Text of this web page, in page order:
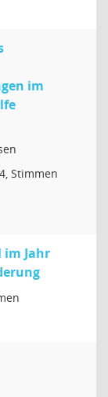
im
Stimmen
Jahr